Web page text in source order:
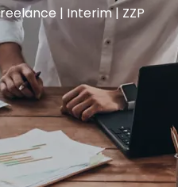
| Interim | ZZP